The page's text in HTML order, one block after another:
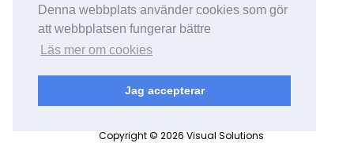
Denna webbplats använder cookies som gör
att webbplatsen fungerar bättre
Läs mer om cookies
Jag accepterar
E-post:info@epicwater.se
Copyright © 2026 Visual Solutions